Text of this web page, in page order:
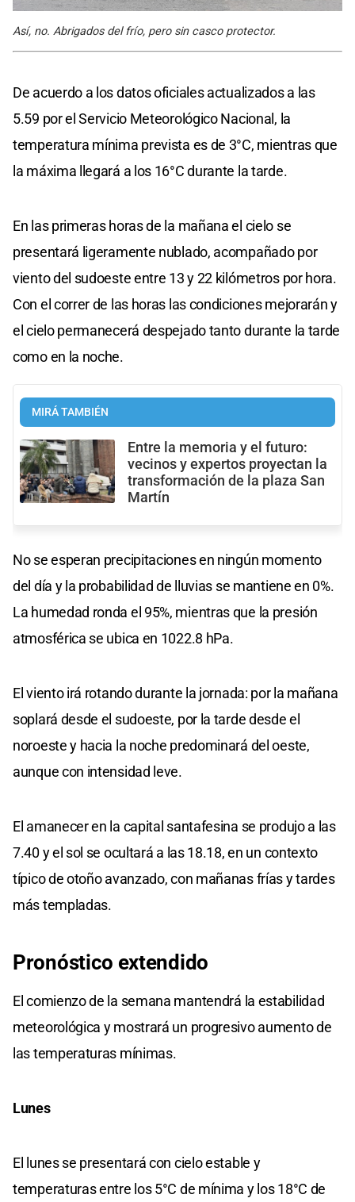
Así, no. Abrigados del frío, pero sin casco protector.
De acuerdo a los datos oficiales actualizados a las
5.59 por el Servicio Meteorológico Nacional, la
temperatura mínima prevista es de 3°C, mientras que
la máxima llegará a los 16°C durante la tarde.
En las primeras horas de la mañana el cielo se
presentará ligeramente nublado, acompañado por
viento del sudoeste entre 13 y 22 kilómetros por hora.
Con el correr de las horas las condiciones mejorarán y
el cielo permanecerá despejado tanto durante la tarde
como en la noche.
MIRÁ TAMBIÉN
Entre la memoria y el futuro:
vecinos y expertos proyectan la
transformación de la plaza San
Martín
No se esperan precipitaciones en ningún momento
del día y la probabilidad de lluvias se mantiene en 0%.
La humedad ronda el 95%, mientras que la presión
atmosférica se ubica en 1022.8 hPa.
El viento irá rotando durante la jornada: por la mañana
soplará desde el sudoeste, por la tarde desde el
noroeste y hacia la noche predominará del oeste,
aunque con intensidad leve.
El amanecer en la capital santafesina se produjo a las
7.40 y el sol se ocultará a las 18.18, en un contexto
típico de otoño avanzado, con mañanas frías y tardes
más templadas.
Pronóstico extendido
El comienzo de la semana mantendrá la estabilidad
meteorológica y mostrará un progresivo aumento de
las temperaturas mínimas.
Lunes
El lunes se presentará con cielo estable y
temperaturas entre los 5°C de mínima y los 18°C de